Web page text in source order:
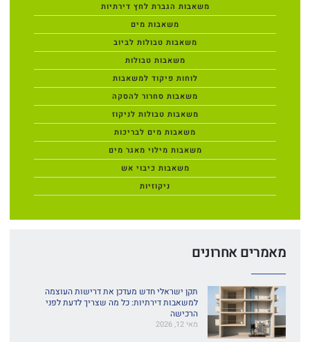
משאבות הגברת לחץ דירתיות
משאבות מים
משאבות טבולות לביוב
משאבות טבולות
לוחות פיקוד למשאבות
משאבות סחרור להסקה
משאבות טבולות לניקוז
משאבות מים לבריכות
משאבות מילוי מאגר מים
משאבות כיבוי אש
ניקוזיות
מאמרים אחרונים
תקן ישראלי חדש מעדכן את דרישות העוצמה
למשאבות דירתיות: כל מה שצריך לדעת לפני
הרכישה
מאי 12, 2026